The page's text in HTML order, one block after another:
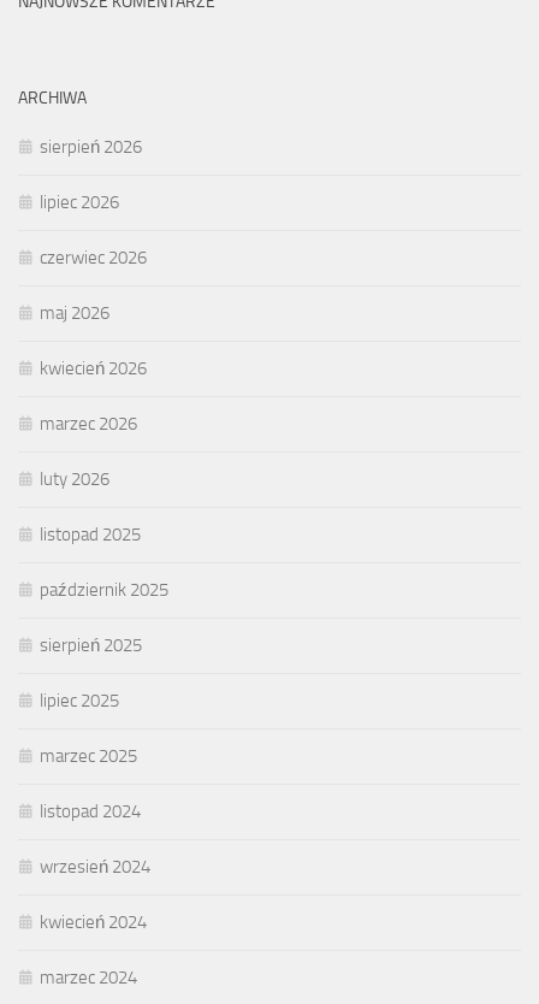
ARCHIWA
sierpień 2026
lipiec 2026
czerwiec 2026
maj 2026
kwiecień 2026
marzec 2026
luty 2026
listopad 2025
październik 2025
sierpień 2025
lipiec 2025
marzec 2025
listopad 2024
wrzesień 2024
kwiecień 2024
marzec 2024